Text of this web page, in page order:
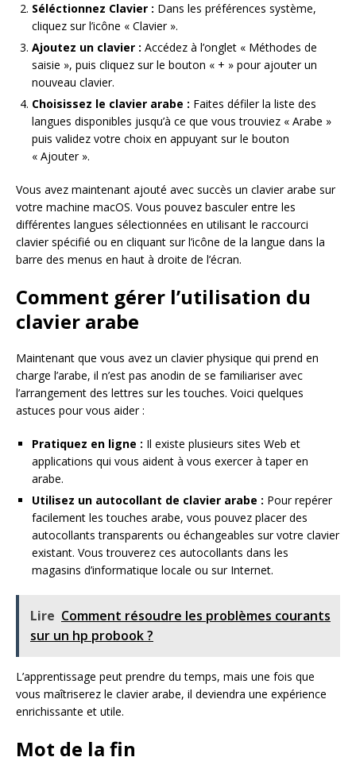
Séléctionnez Clavier : Dans les préférences système,
cliquez sur l’icône « Clavier ».
Ajoutez un clavier : Accédez à l’onglet « Méthodes de
saisie », puis cliquez sur le bouton « + » pour ajouter un
nouveau clavier.
Choisissez le clavier arabe : Faites défiler la liste des
langues disponibles jusqu’à ce que vous trouviez « Arabe »
puis validez votre choix en appuyant sur le bouton
« Ajouter ».
Vous avez maintenant ajouté avec succès un clavier arabe sur
votre machine macOS. Vous pouvez basculer entre les
différentes langues sélectionnées en utilisant le raccourci
clavier spécifié ou en cliquant sur l’icône de la langue dans la
barre des menus en haut à droite de l’écran.
Comment gérer l’utilisation du
clavier arabe
Maintenant que vous avez un clavier physique qui prend en
charge l’arabe, il n’est pas anodin de se familiariser avec
l’arrangement des lettres sur les touches. Voici quelques
astuces pour vous aider :
Pratiquez en ligne : Il existe plusieurs sites Web et
applications qui vous aident à vous exercer à taper en
arabe.
Utilisez un autocollant de clavier arabe : Pour repérer
facilement les touches arabe, vous pouvez placer des
autocollants transparents ou échangeables sur votre clavier
existant. Vous trouverez ces autocollants dans les
magasins d’informatique locale ou sur Internet.
Lire Comment résoudre les problèmes courants
sur un hp probook ?
L’apprentissage peut prendre du temps, mais une fois que
vous maîtriserez le clavier arabe, il deviendra une expérience
enrichissante et utile.
Mot de la fin